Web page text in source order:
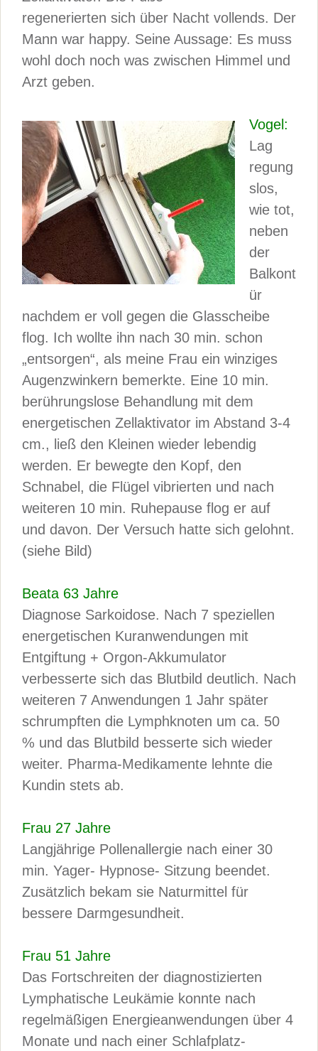
regenerierten sich über Nacht vollends. Der
Mann war happy. Seine Aussage: Es muss
wohl doch noch was zwischen Himmel und
Arzt geben.
Vogel:
Lag
regung
slos,
wie tot,
neben
der
Balkont
ür
nachdem er voll gegen die Glasscheibe
flog. Ich wollte ihn nach 30 min. schon
„entsorgen“, als meine Frau ein winziges
Augenzwinkern bemerkte. Eine 10 min.
berührungslose Behandlung mit dem
energetischen Zellaktivator im Abstand 3-4
cm., ließ den Kleinen wieder lebendig
werden. Er bewegte den Kopf, den
Schnabel, die Flügel vibrierten und nach
weiteren 10 min. Ruhepause flog er auf
und davon. Der Versuch hatte sich gelohnt.
(siehe Bild)
Beata 63 Jahre
Diagnose Sarkoidose. Nach 7 speziellen
energetischen Kuranwendungen mit
Entgiftung + Orgon-Akkumulator
verbesserte sich das Blutbild deutlich. Nach
weiteren 7 Anwendungen 1 Jahr später
schrumpften die Lymphknoten um ca. 50
% und das Blutbild besserte sich wieder
weiter. Pharma-Medikamente lehnte die
Kundin stets ab.
Frau 27 Jahre
Langjährige Pollenallergie nach einer 30
min. Yager- Hypnose- Sitzung beendet.
Zusätzlich bekam sie Naturmittel für
bessere Darmgesundheit.
Frau 51 Jahre
Das Fortschreiten der diagnostizierten
Lymphatische Leukämie konnte nach
regelmäßigen Energieanwendungen über 4
Monate und nach einer Schlafplatz-